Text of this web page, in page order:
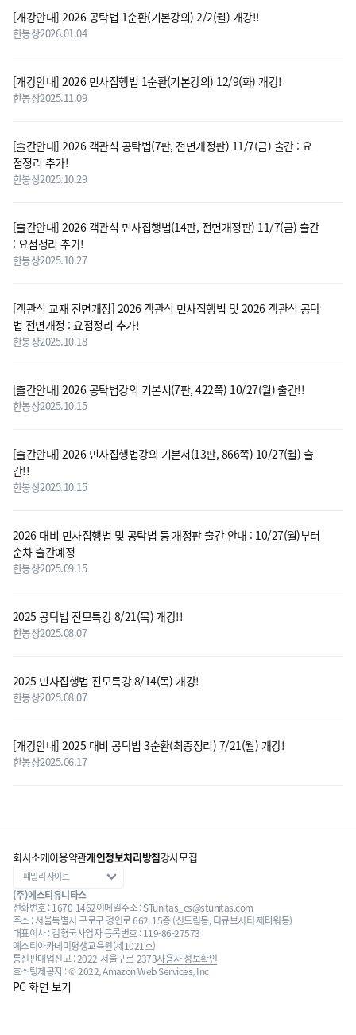
[개강안내] 2026 공탁법 1순환(기본강의) 2/2(월) 개강!!
한봉상2026.01.04
[개강안내] 2026 민사집행법 1순환(기본강의) 12/9(화) 개강!
한봉상2025.11.09
[출간안내] 2026 객관식 공탁법(7판, 전면개정판) 11/7(금) 출간 : 요
점정리 추가!
한봉상2025.10.29
[출간안내] 2026 객관식 민사집행법(14판, 전면개정판) 11/7(금) 출간
: 요점정리 추가!
한봉상2025.10.27
[객관식 교재 전면개정] 2026 객관식 민사집행법 및 2026 객관식 공탁
법 전면개정 : 요점정리 추가!
한봉상2025.10.18
[출간안내] 2026 공탁법강의 기본서(7판, 422쪽) 10/27(월) 출간!!
한봉상2025.10.15
[출간안내] 2026 민사집행법강의 기본서(13판, 866쪽) 10/27(월) 출
간!!
한봉상2025.10.15
2026 대비 민사집행법 및 공탁법 등 개정판 출간 안내 : 10/27(월)부터
순차 출간예정
한봉상2025.09.15
2025 공탁법 진모특강 8/21(목) 개강!!
한봉상2025.08.07
2025 민사집행법 진모특강 8/14(목) 개강!
한봉상2025.08.07
[개강안내] 2025 대비 공탁법 3순환(최종정리) 7/21(월) 개강!
한봉상2025.06.17
회사소개이용약관개인정보처리방침강사모집
(주)에스티유니타스
전화번호 : 1670-1462이메일주소 : STunitas_cs@stunitas.com
주소 : 서울특별시 구로구 경인로 662, 15층 (신도림동, 디큐브시티 제타워동)
대표이사 : 김형국사업자 등록번호 : 119-86-27573
에스티아카데미평생교육원(제1021호)
통신판매업신고 : 2022-서울구로-2373사용자 정보확인
호스팅제공자 : © 2022, Amazon Web Services, Inc
PC 화면 보기